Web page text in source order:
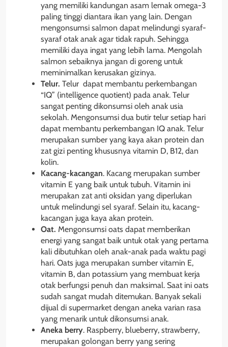
yang memiliki kandungan asam lemak omega-3
paling tinggi diantara ikan yang lain. Dengan
mengonsumsi salmon dapat melindungi syaraf-
syaraf otak anak agar tidak rapuh. Sehingga
memiliki daya ingat yang lebih lama. Mengolah
salmon sebaiknya jangan di goreng untuk
meminimalkan kerusakan gizinya.
Telur. Telur dapat membantu perkembangan
“IQ” (intelligence quotient) pada anak. Telur
sangat penting dikonsumsi oleh anak usia
sekolah. Mengonsumsi dua butir telur setiap hari
dapat membantu perkembangan IQ anak. Telur
merupakan sumber yang kaya akan protein dan
zat gizi penting khususnya vitamin D, B12, dan
kolin.
Kacang-kacangan. Kacang merupakan sumber
vitamin E yang baik untuk tubuh. Vitamin ini
merupakan zat anti oksidan yang diperlukan
untuk melindungi sel syaraf. Selain itu, kacang-
kacangan juga kaya akan protein.
Oat. Mengonsumsi oats dapat memberikan
energi yang sangat baik untuk otak yang pertama
kali dibutuhkan oleh anak-anak pada waktu pagi
hari. Oats juga merupakan sumber vitamin E,
vitamin B, dan potassium yang membuat kerja
otak berfungsi penuh dan maksimal. Saat ini oats
sudah sangat mudah ditemukan. Banyak sekali
dijual di supermarket dengan aneka varian rasa
yang menarik untuk dikonsumsi anak.
Aneka berry. Raspberry, blueberry, strawberry,
merupakan golongan berry yang sering